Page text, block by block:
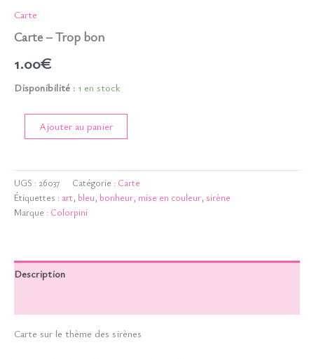
Carte
Carte – Trop bon
1.00€
Disponibilité : 1 en stock
bon
Ajouter au panier
UGS : 26037 Catégorie : Carte
Étiquettes : art, bleu, bonheur, mise en couleur, sirène
Marque : Colorpini
Description
Carte sur le thème des sirènes